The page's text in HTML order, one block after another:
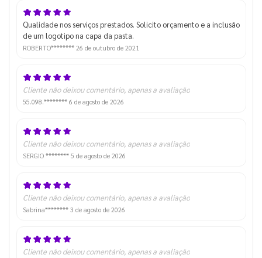
Qualidade nos serviços prestados. Solicito orçamento e a inclusão
de um logotipo na capa da pasta.
ROBERTO******** 26 de outubro de 2021
Cliente não deixou comentário, apenas a avaliação
55.098.******** 6 de agosto de 2026
Cliente não deixou comentário, apenas a avaliação
SERGIO ******** 5 de agosto de 2026
Cliente não deixou comentário, apenas a avaliação
Sabrina******** 3 de agosto de 2026
Cliente não deixou comentário, apenas a avaliação